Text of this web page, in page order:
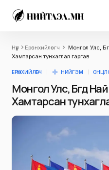
Нүүр Ерөнхийлөгч
Монгол Улс,
Хамтарсан тунхаглал гаргав
ЕРӨНХИЙЛӨГЧ НИЙГЭМ
Монгол Улс, Бүгд
Хамтарсан